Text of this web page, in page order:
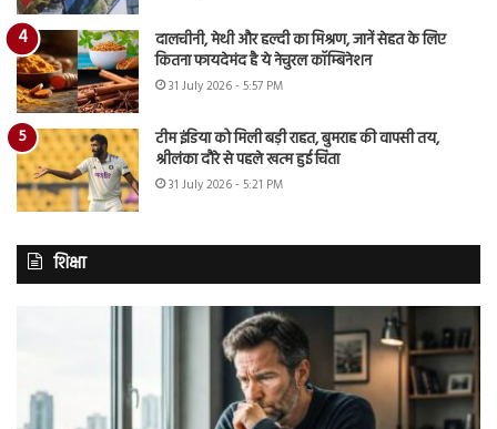
दालचीनी, मेथी और हल्दी का मिश्रण, जानें सेहत के लिए
कितना फायदेमंद है ये नेचुरल कॉम्बिनेशन
31 July 2026 - 5:57 PM
टीम इंडिया को मिली बड़ी राहत, बुमराह की वापसी तय,
श्रीलंका दौरे से पहले खत्म हुई चिंता
31 July 2026 - 5:21 PM
शिक्षा